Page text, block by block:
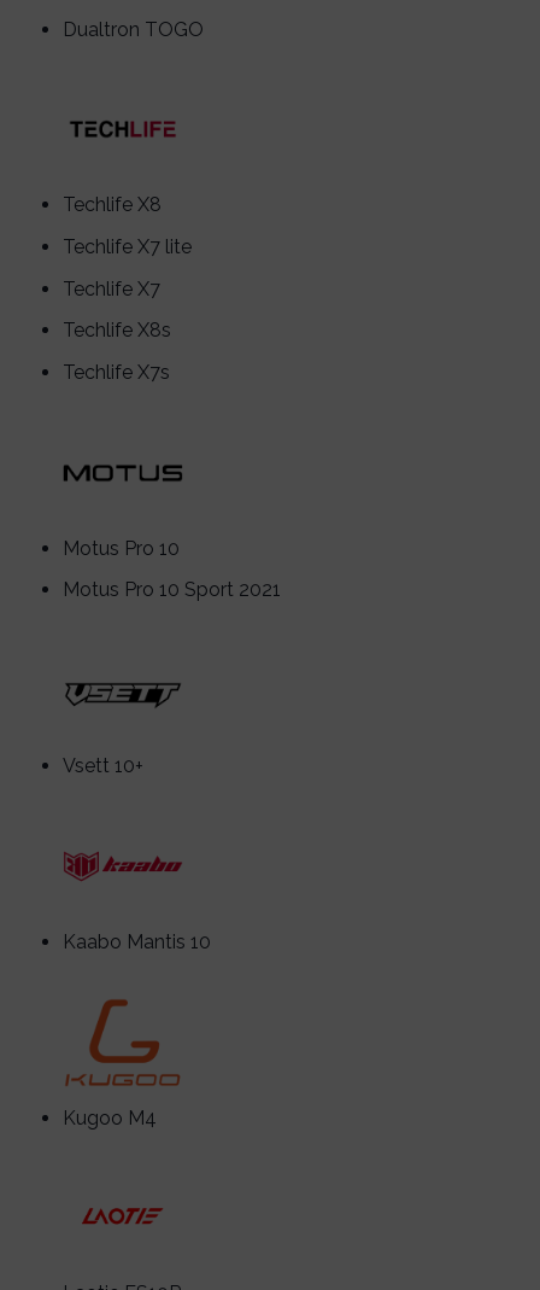
Dualtron TOGO
Techlife X8
Techlife X7 lite
Techlife X7
Techlife X8s
Techlife X7s
Motus Pro 10
Motus Pro 10 Sport 2021
Vsett 10+
Kaabo Mantis 10
Kugoo M4